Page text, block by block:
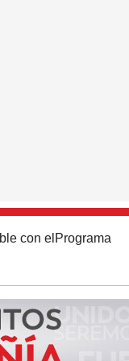
con el Programa